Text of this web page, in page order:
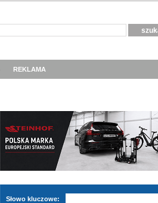
REKLAMA
Słowo kluczowe: